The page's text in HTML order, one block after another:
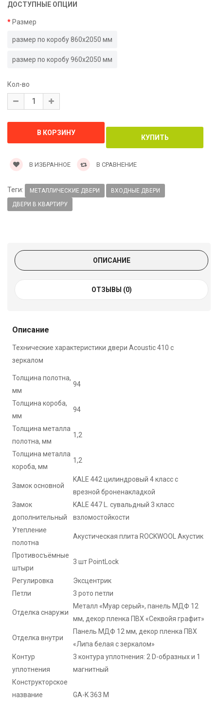
ДОСТУПНЫЕ ОПЦИИ
Размер
размер по коробу 860х2050 мм
размер по коробу 960х2050 мм
Кол-во
В ИЗБРАННОЕ В СРАВНЕНИЕ
Теги: МЕТАЛЛИЧЕСКИЕ ДВЕРИ ВХОДНЫЕ ДВЕРИ
ДВЕРИ В КВАРТИРУ
ОПИСАНИЕ
ОТЗЫВЫ (0)
Описание
Технические характеристики двери Acoustic 410 с
зеркалом
Толщина полотна,
мм
94
Толщина короба,
мм
94
Толщина металла
полотна, мм
1,2
Толщина металла
короба, мм
1,2
Замок основной
KALE 442 цилиндровый 4 класс с
врезной броненакладкой
Замок
дополнительный
KALE 447 L. сувальдный 3 класс
взломостойкости
Утепление
полотна
Акустическая плита ROCKWOOL Акустик
Противосъёмные
штыри
3 шт PointLock
Регулировка
Эксцентрик
Петли
3 рото петли
Отделка снаружи
Металл «Муар серый», панель МДФ 12
мм, декор пленка ПВХ «Секвойя графит»
Отделка внутри
Панель МДФ 12 мм, декор пленка ПВХ
«Липа белая с зеркалом»
Контур
уплотнения
3 контура уплотнения: 2 D-образных и 1
магнитный
Конструкторское
название
GA-K 363 М